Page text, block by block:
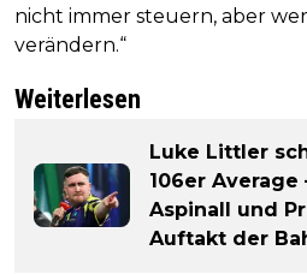
nicht immer steuern, aber
verändern.“
Weiterlesen
Luke Littler
106er Average
Aspinall und
Auftakt der